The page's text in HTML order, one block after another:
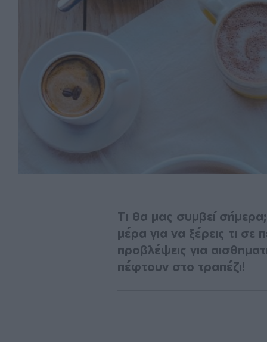
Τι θα μας συμβεί
μέρα για να ξέρεις τι σε
προβλέψεις για
πέφτουν στο τραπέζι!